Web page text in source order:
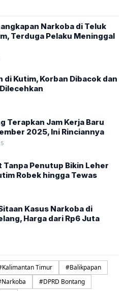
Narkoba di Teluk
Terduga Pelaku Meninggal
di Kutim, Korban Dibacok dan
Terapkan Jam Kerja Baru
2025, Ini Rinciannya
Tanpa Penutup Bikin Leher
Robek hingga Tewas
Kasus Narkoba di
Harga dari Rp6 Juta
Kalimantan Timur #Balikpapan
Narkoba #DPRD Bontang